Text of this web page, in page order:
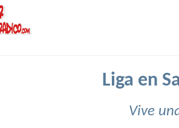
Liga en
Vive